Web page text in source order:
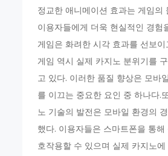
정교한 애니메이션 효과는 게임의
이용자들에게 더욱 현실적인 경험
게임은 화려한 시각 효과를 선보
게임 역시 실제 카지노 분위기를
고 있다. 이러한 품질 향상은 모바
를 이끄는 중요한 요인 중 하나다.
노 기술의 발전은 모바일 환경의
했다. 이용자들은 스마트폰을 통
호작용할 수 있으며 실제 카지노